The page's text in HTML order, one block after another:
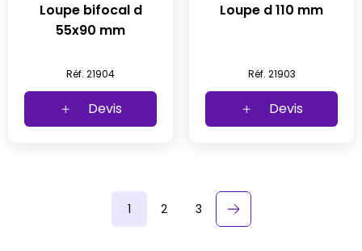
Loupe bifocal d
55x90 mm
Réf. 21904
Devis
Loupe d 110 mm
Réf. 21903
Devis
1 2 3 keyboard_arrow_rightSuivant